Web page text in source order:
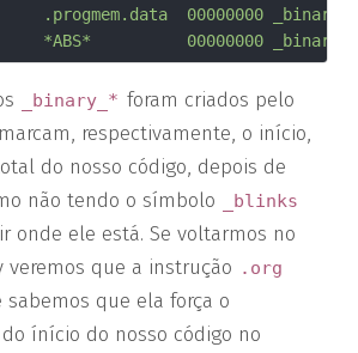
g       .progmem.data
g       *ABS*	        00000000
_binary_* foram criados pelo
respectivamente, o início,
do nosso código, depois de
não tendo o símbolo
_blinks
onde ele está. Se voltarmos no
veremos que a instrução .org
sabemos que ela força o
ínício do nosso código no